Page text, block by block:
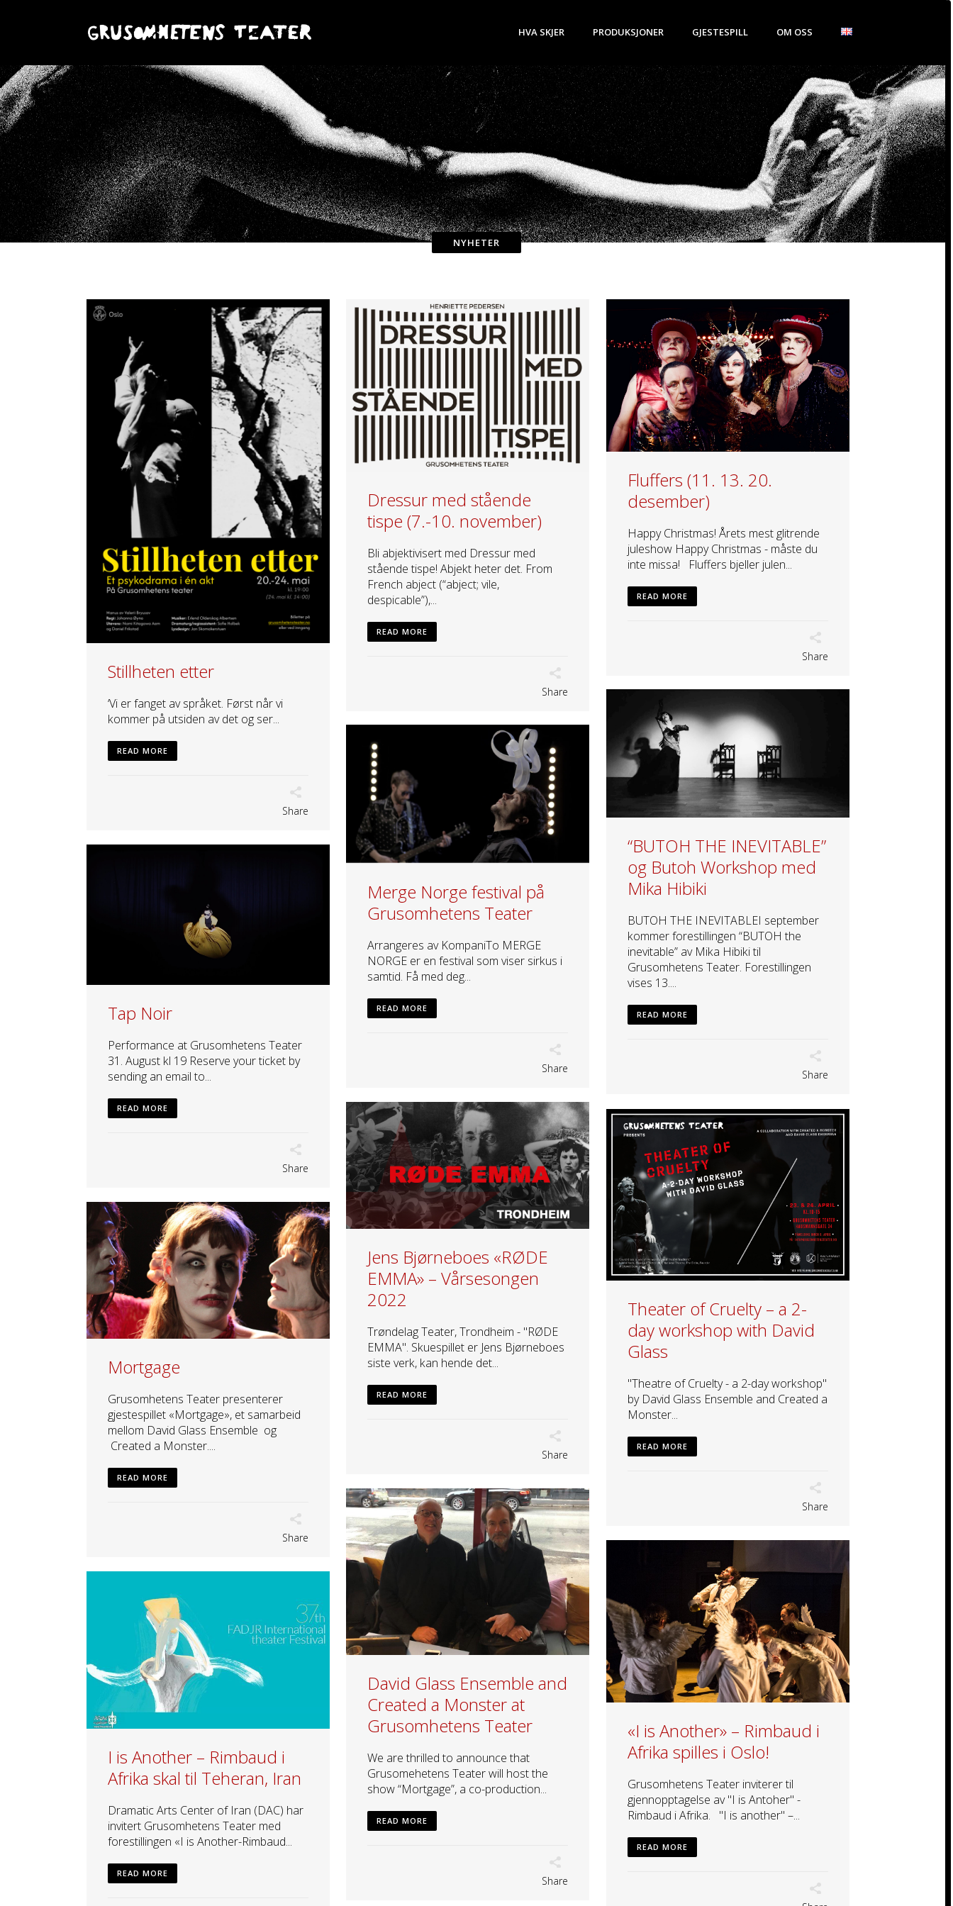
HVA SKJER PRODUKSJONER GJESTESPILL OM OSS
NYHETER
Stillheten etter
‘Vi er fanget av språket. Først når vi
kommer på utsiden av det og ser...
READ MORE
Share
Dressur med stående
tispe (7.-10. november)
Bli abjektivisert med Dressur med
stående tispe! Abjekt heter det. From
French abject (“abject; vile,
despicable”),...
READ MORE
Share
Fluffers (11. 13. 20.
desember)
Happy Christmas! Årets mest glitrende
juleshow Happy Christmas - måste du
inte missa! Fluffers bjeller julen...
READ MORE
Share
“BUTOH THE INEVITABLE”
og Butoh Workshop med
Mika Hibiki
BUTOH THE INEVITABLEI september
kommer forestillingen “BUTOH the
inevitable” av Mika Hibiki til
Grusomhetens Teater. Forestillingen
vises 13....
READ MORE
Share
Merge Norge festival på
Grusomhetens Teater
Arrangeres av KompaniTo MERGE
NORGE er en festival som viser sirkus i
samtid. Få med deg...
READ MORE
Share
Tap Noir
Performance at Grusomhetens Teater
31. August kl 19 Reserve your ticket by
sending an email to...
READ MORE
Share
Jens Bjørneboes «RØDE
EMMA» – Vårsesongen
2022
Trøndelag Teater, Trondheim - "RØDE
EMMA". Skuespillet er Jens Bjørneboes
siste verk, kan hende det...
READ MORE
Share
Theater of Cruelty – a 2-
day workshop with David
Glass
"Theatre of Cruelty - a 2-day workshop"
by David Glass Ensemble and Created a
Monster...
READ MORE
Share
Mortgage
Grusomhetens Teater presenterer
gjestespillet «Mortgage», et samarbeid
mellom David Glass Ensemble og
Created a Monster....
READ MORE
Share
David Glass Ensemble and
Created a Monster at
Grusomhetens Teater
We are thrilled to announce that
Grusomehetens Teater will host the
show “Mortgage”, a co-production...
READ MORE
Share
«I is Another» – Rimbaud i
Afrika spilles i Oslo!
Grusomhetens Teater inviterer til
gjennopptagelse av "I is Antoher" -
Rimbaud i Afrika. "I is another" –...
READ MORE
I is Another – Rimbaud i
Afrika skal til Teheran, Iran
Dramatic Arts Center of Iran (DAC) har
invitert Grusomhetens Teater med
forestillingen «I is Another-Rimbaud...
READ MORE